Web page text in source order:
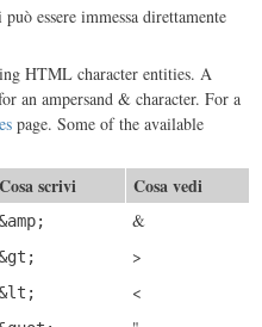
essere immessa direttamente
HTML character entities. A
an ampersand & character. For a
page. Some of the available
Cosa scrivi Cosa vedi
&
>
<